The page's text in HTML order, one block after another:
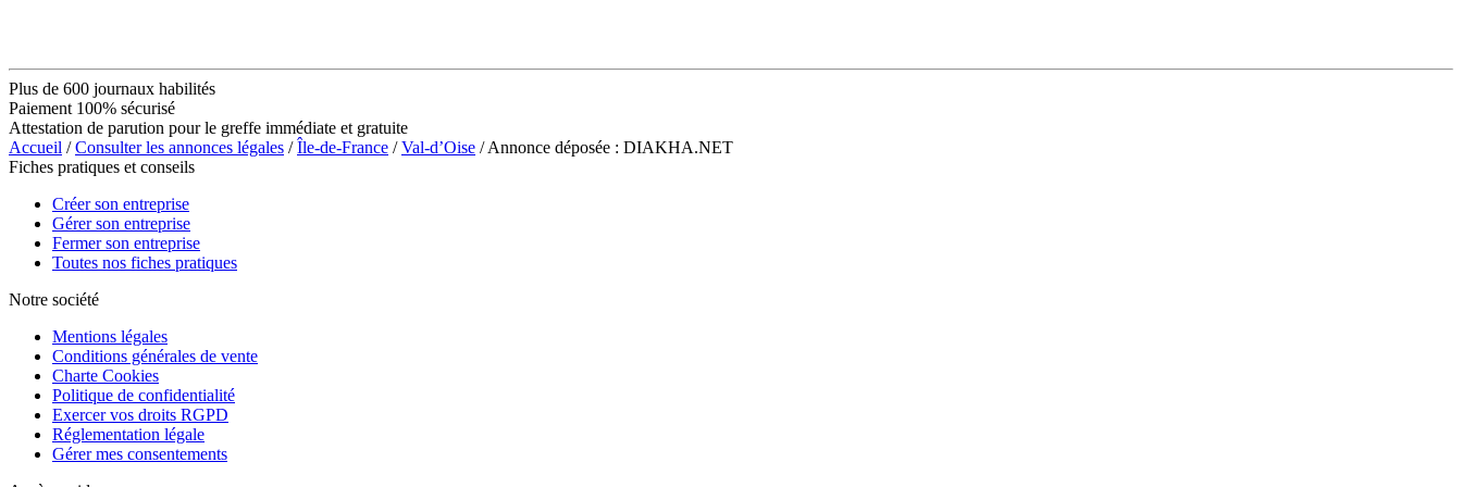
Plus de 600 journaux habilités
Paiement 100% sécurisé
Attestation de parution pour le greffe immédiate et gratuite
Accueil /Consulter les annonces légales /Île-de-France /Val-d’Oise / Annonce déposée : DIAKHA.NET
Fiches pratiques et conseils
Créer son entreprise
Gérer son entreprise
Fermer son entreprise
Toutes nos fiches pratiques
Notre société
Mentions légales
Conditions générales de vente
Charte Cookies
Politique de confidentialité
Exercer vos droits RGPD
Réglementation légale
Gérer mes consentements